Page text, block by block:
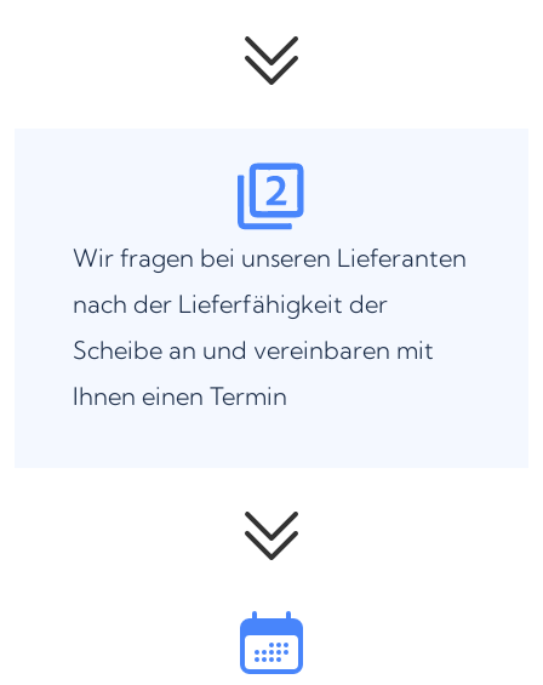
Wir fragen bei unseren Lieferanten
nach der Lieferfähigkeit der
Scheibe an und vereinbaren mit
Ihnen einen Termin